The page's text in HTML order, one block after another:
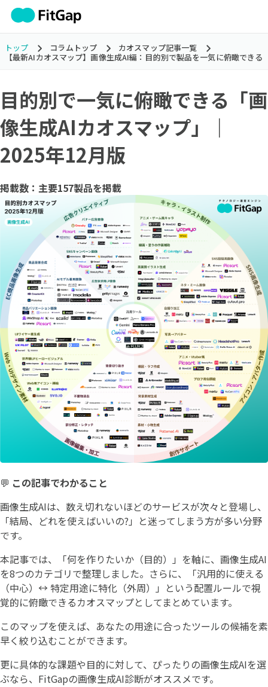
トップ コラムトップ
カオスマップ記事一覧
【最新AIカオスマップ】画像生成AI編：目的別で製品を一気に俯瞰できる
目的別で一気に俯瞰できる「画
像生成AIカオスマップ」｜
2025年12月版
掲載数：主要157製品を掲載
💬 この記事でわかること
画像生成AIは、数え切れないほどのサービスが次々と登場し、
「結局、どれを使えばいいの?」と迷ってしまう方が多い分野
です。
本記事では、「何を作りたいか（目的）」を軸に、画像生成AI
を8つのカテゴリで整理しました。さらに、「汎用的に使える
（中心）↔ 特定用途に特化（外周）」という配置ルールで視
覚的に俯瞰できるカオスマップとしてまとめています。
このマップを使えば、あなたの用途に合ったツールの候補を素
早く絞り込むことができます。
更に具体的な課題や目的に対して、ぴったりの画像生成AIを選
ぶなら、FitGapの画像生成AI診断がオススメです。